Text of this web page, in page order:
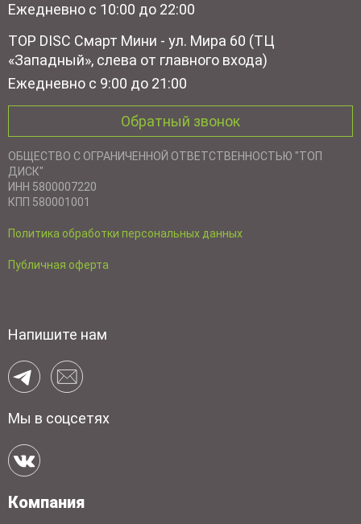
Ежедневно с 10:00 до 22:00
TOP DISC Смарт Мини - ул. Мира 60 (ТЦ
«Западный», слева от главного входа)
Ежедневно с 9:00 до 21:00
Обратный звонок
ОБЩЕСТВО С ОГРАНИЧЕННОЙ ОТВЕТСТВЕННОСТЬЮ "ТОП
ДИСК"
ИНН 5800007220
КПП 580001001
Политика обработки персональных данных
Публичная оферта
Напишите нам
Мы в соцсетях
Компания